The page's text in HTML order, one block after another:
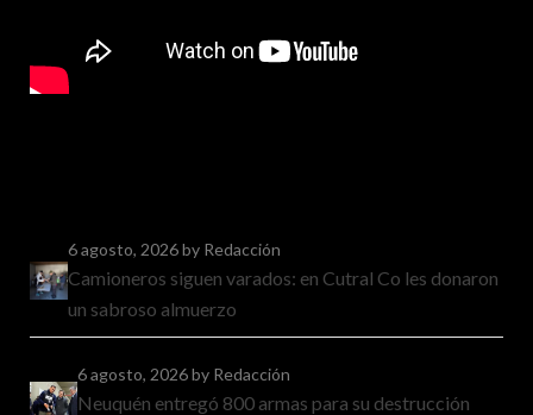
6 agosto, 2026by Redacción
Camioneros siguen varados: en Cutral Co les donaron
un sabroso almuerzo
6 agosto, 2026by Redacción
Neuquén entregó 800 armas para su destrucción